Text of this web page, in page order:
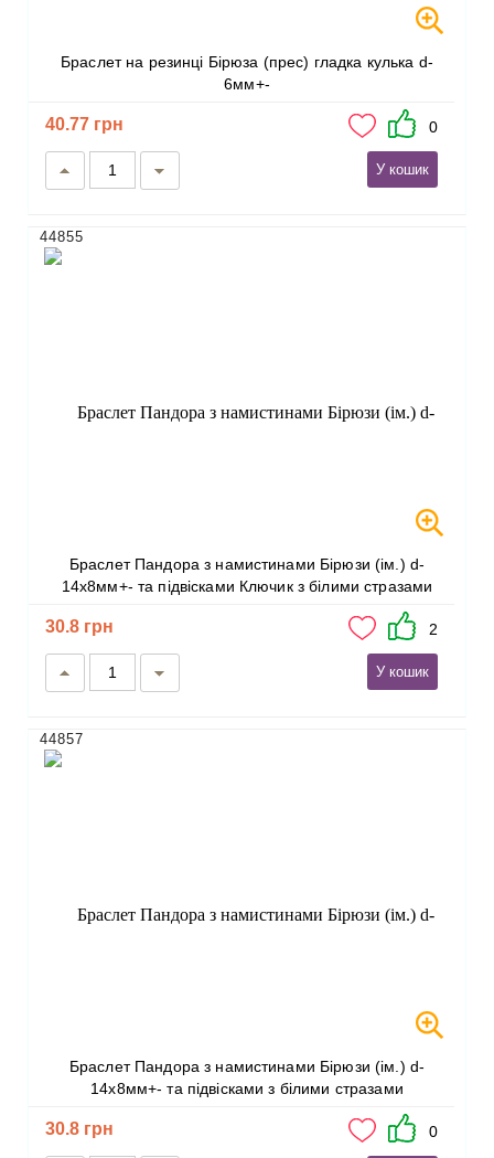
Браслет на резинці Бірюза (прес) гладка кулька d-
6мм+-
40.77 грн 0
У кошик
Браслет Пандора з намистинами Бірюзи (ім.) d-
14х8мм+- та підвісками Ключик з білими стразами
44855
30.8 грн 2
У кошик
Браслет Пандора з намистинами Бірюзи (ім.) d-
14х8мм+- та підвісками з білими стразами
44857
30.8 грн 0